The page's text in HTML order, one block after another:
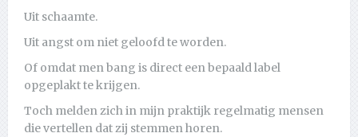
Uit schaamte.
Uit angst om niet geloofd te worden.
Of omdat men bang is direct een bepaald label
opgeplakt te krijgen.
Toch melden zich in mijn praktijk regelmatig mensen
die vertellen dat zij stemmen horen.